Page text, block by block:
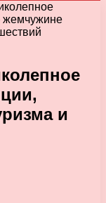
жемчужине
и